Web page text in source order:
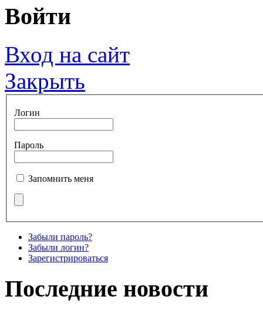
Войти
Вход на сайт
Закрыть
Логин
Пароль
Запомнить меня
Забыли пароль?
Забыли логин?
Зарегистрироваться
Последние новости